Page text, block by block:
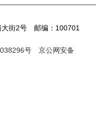
大街2号 邮编：100701
号
京公网安备